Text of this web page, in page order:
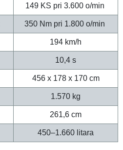
149 KS pri 3.600o/min
350 Nm pri 1.800 o/min
194 km/h
10,4 s
456 x 178 x 170 cm
1.570 kg
261,6 cm
450–1.660 litara